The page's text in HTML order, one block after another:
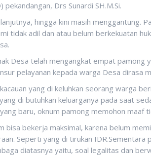
pekandangan, Drs Sunardi SH.M.Si.
hingga kini masih menggantung.
tidak adil dan atau belum berkekuatan
Desa telah mengangkat empat
pelayanan kepada warga Desa dirasa
yang di keluhkan seorang warga
di butuhkan keluarganya pada saat
baru, oknum pamong memohon maaf
bisa bekerja maksimal, karena belum
Seperti yang di tirukan
diatasnya yaitu, soal legalitas dan